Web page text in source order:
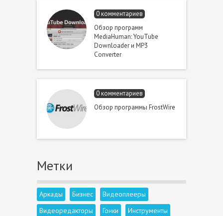
0 комментариев
Обзор программ
MediaHuman: YouTube
Downloader и MP3
Converter
0 комментариев
Обзор программы FrostWire
Метки
Аркады Бизнес
Видеоплееры
Видеоредакторы
Гонки
Инструменты